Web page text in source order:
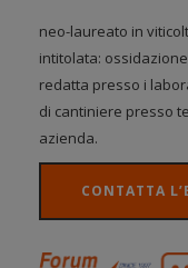
neo-laureato in
intitolata:
redatta presso i
di cantiniere presso
azienda.
CONTATTA